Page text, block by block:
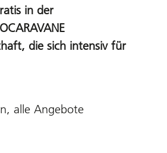
in der
die sich intensiv für
alle Angebote